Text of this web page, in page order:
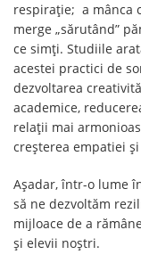
respirație; a mânca
merge „sărutând”
ce simți. Studiile
acestei practici de
dezvoltarea
academice,
relații mai
creșterea empatiei
Așadar, într-o lume
să ne dezvoltăm
mijloace de a
și elevii noștri.